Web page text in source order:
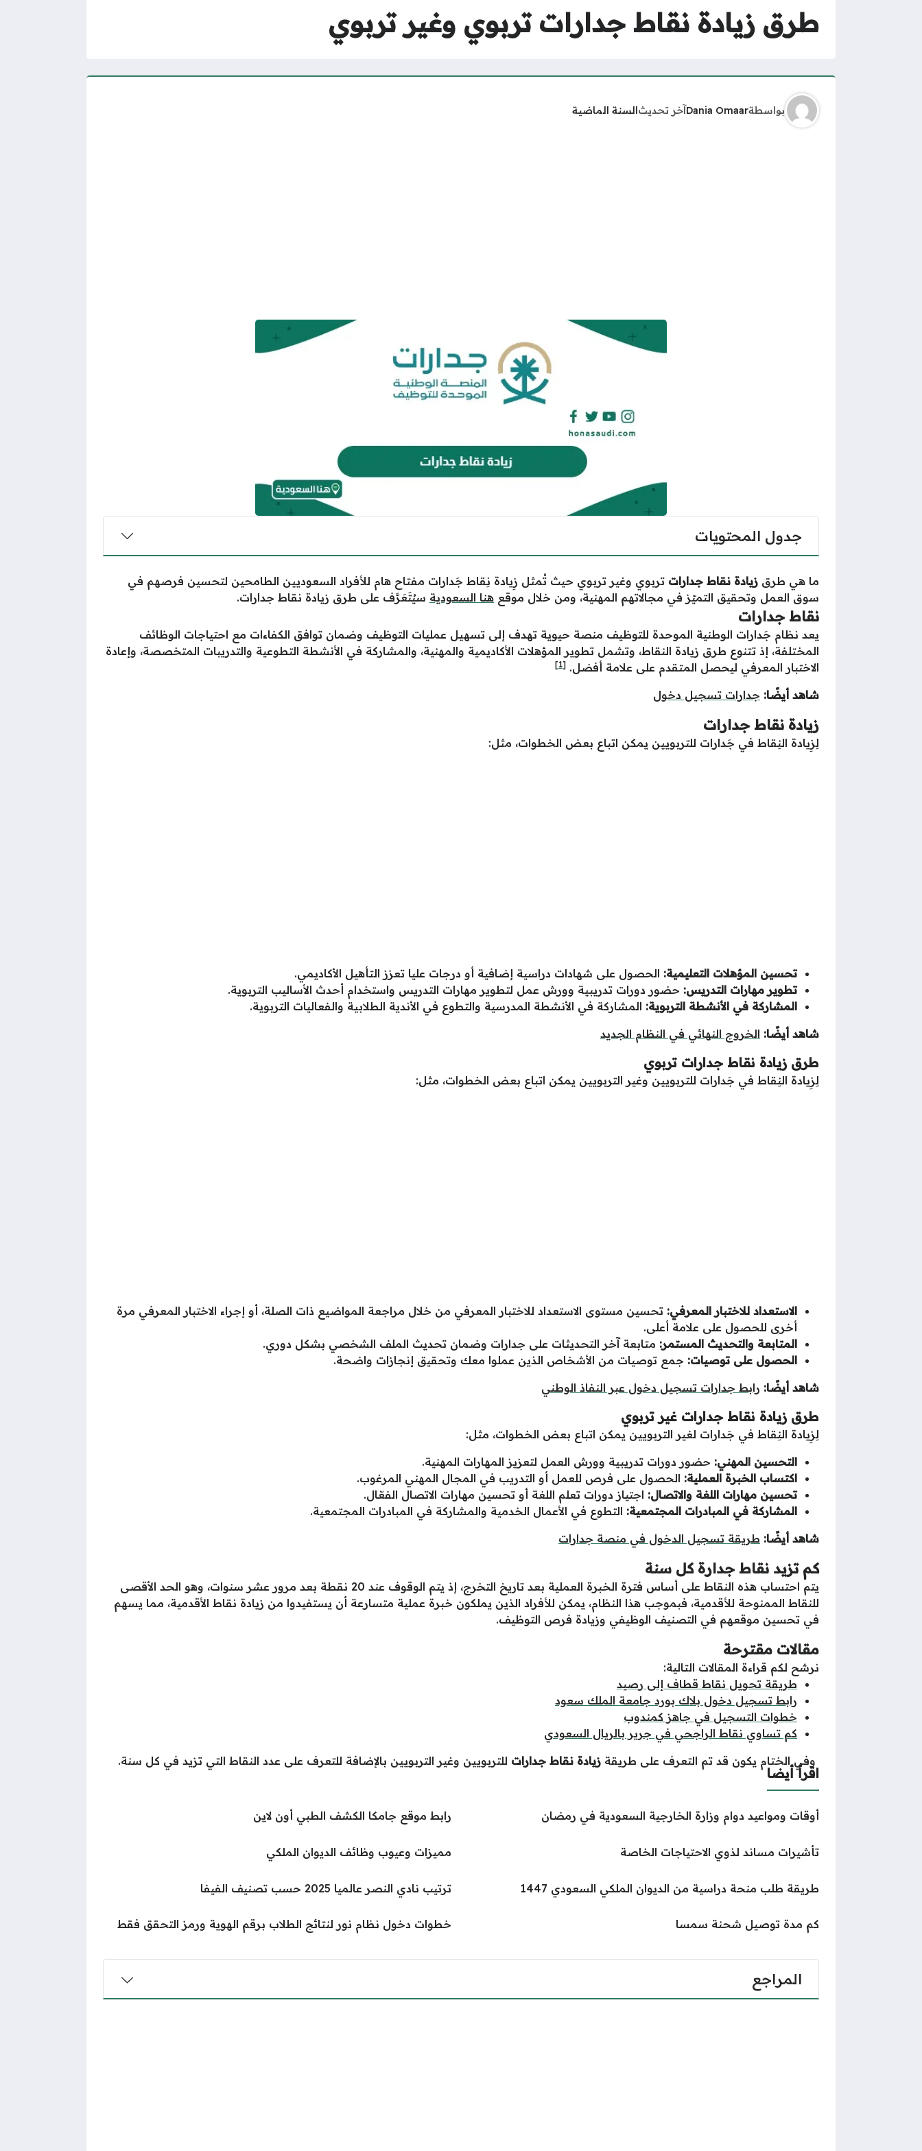
طرق زيادة نقاط جدارات تربوي وغير تربوي
بواسطةDania Omaarآخر تحديثالسنة الماضية
جدول المحتويات
ما هي طرق زيادة نقاط جدارات تربوي وغير تربوي حيث تُمثل زِيادة نِقاط جَدارات مفتاح هام للأفراد السعوديين الطامحين لتحسين فرصهم في
سوق العمل وتحقيق التميّز في مجالاتهم المهنية، ومن خلال موقع هنا السعودية سيُتَعَرَّف على طرق زيادة نقاط جدارات.
نقاط جدارات
يعد نظام جَدارات الوطنية الموحدة للتوظيف منصة حيوية تهدف إلى تسهيل عمليات التوظيف وضمان توافق الكفاءات مع احتياجات الوظائف
المختلفة، إذ تتنوع طرق زيادة النقاط، وتشمل تطوير المؤهلات الأكاديمية والمهنية، والمشاركة في الأنشطة التطوعية والتدريبات المتخصصة، وإعادة
الاختبار المعرفي ليحصل المتقدم على علامة أفضل. [1]
شاهد أيضًا: جدارات تسجيل دخول
زيادة نقاط جدارات
لِزِيادة النِقاط في جَدارات للتربويين يمكن اتباع بعض الخطوات، مثل:
تحسين المؤهلات التعليمية: الحصول على شهادات دراسية إضافية أو درجات عليا تعزز التأهيل الأكاديمي.
تطوير مهارات التدريس: حضور دورات تدريبية وورش عمل لتطوير مهارات التدريس واستخدام أحدث الأساليب التربوية.
المشاركة في الأنشطة التربوية: المشاركة في الأنشطة المدرسية والتطوع في الأندية الطلابية والفعاليات التربوية.
شاهد أيضًا: الخروج النهائي في النظام الجديد
طرق زيادة نقاط جدارات تربوي
لِزِيادة النِقاط في جَدارات للتربويين وغير التربويين يمكن اتباع بعض الخطوات، مثل:
الاستعداد للاختبار المعرفي: تحسين مستوى الاستعداد للاختبار المعرفي من خلال مراجعة المواضيع ذات الصلة، أو إجراء الاختبار المعرفي مرة
أخرى للحصول على علامة أعلى.
المتابعة والتحديث المستمر: متابعة آخر التحديثات على جدارات وضمان تحديث الملف الشخصي بشكل دوري.
الحصول على توصيات: جمع توصيات من الأشخاص الذين عملوا معك وتحقيق إنجازات واضحة.
شاهد أيضًا: رابط جدارات تسجيل دخول عبر النفاذ الوطني
طرق زيادة نقاط جدارات غير تربوي
لِزِيادة النِقاط في جَدارات لغير التربويين يمكن اتباع بعض الخطوات، مثل:
التحسين المهني: حضور دورات تدريبية وورش العمل لتعزيز المهارات المهنية.
اكتساب الخبرة العملية: الحصول على فرص للعمل أو التدريب في المجال المهني المرغوب.
تحسين مهارات اللغة والاتصال: اجتياز دورات تعلم اللغة أو تحسين مهارات الاتصال الفعّال.
المشاركة في المبادرات المجتمعية: التطوع في الأعمال الخدمية والمشاركة في المبادرات المجتمعية.
شاهد أيضًا: طريقة تسجيل الدخول في منصة جدارات
كم تزيد نقاط جدارة كل سنة
يتم احتساب هذه النقاط على أساس فترة الخبرة العملية بعد تاريخ التخرج، إذ يتم الوقوف عند 20 نقطة بعد مرور عشر سنوات، وهو الحد الأقصى
للنقاط الممنوحة للأقدمية، فبموجب هذا النظام، يمكن للأفراد الذين يملكون خبرة عملية متسارعة أن يستفيدوا من زيادة نقاط الأقدمية، مما يسهم
في تحسين موقعهم في التصنيف الوظيفي وزيادة فرص التوظيف.
مقالات مقترحة
نرشح لكم قراءة المقالات التالية:
طريقة تحويل نقاط قطاف إلى رصيد
رابط تسجيل دخول بلاك بورد جامعة الملك سعود
خطوات التسجيل في جاهز كمندوب
كم تساوي نقاط الراجحي في جرير بالريال السعودي
وفي الختام يكون قد تم التعرف على طريقة زيادة نقاط جدارات للتربويين وغير التربويين بالإضافة للتعرف على عدد النقاط التي تزيد في كل سنة.
اقرأ أيضا
أوقات ومواعيد دوام وزارة الخارجية السعودية في رمضان رابط موقع جامكا الكشف الطبي أون لاين
تأشيرات مساند لذوي الاحتياجات الخاصة مميزات وعيوب وظائف الديوان الملكي
طريقة طلب منحة دراسية من الديوان الملكي السعودي 1447 ترتيب نادي النصر عالميا 2025 حسب تصنيف الفيفا
كم مدة توصيل شحنة سمسا خطوات دخول نظام نور لنتائج الطلاب برقم الهوية ورمز التحقق فقط
المراجع